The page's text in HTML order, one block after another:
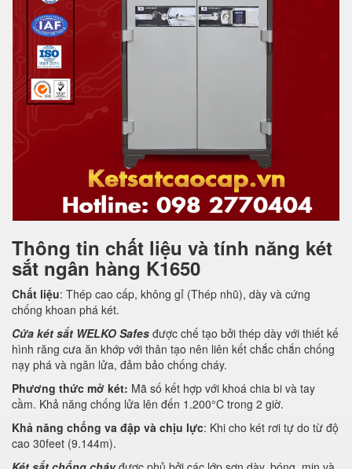
Thông tin chất liệu và tính năng két
sắt ngân hàng K1650
Chất liệu: Thép cao cấp, không gỉ (Thép nhũ), dày và cứng
chống khoan phá két.
Cửa két sắt WELKO Safes được chế tạo bởi thép dày với thiết kế
hình răng cưa ăn khớp với thân tạo nên liên kết chắc chắn chống
nạy phá và ngăn lửa, đảm bảo chống cháy.
Phương thức mở két: Mã số kết hợp với khoá chia bi và tay
cầm. Khả năng chống lửa lên đến 1.200°C trong 2 giờ.
Khả năng chống va đập và chịu lực: Khi cho két rơi tự do từ độ
cao 30feet (9.144m).